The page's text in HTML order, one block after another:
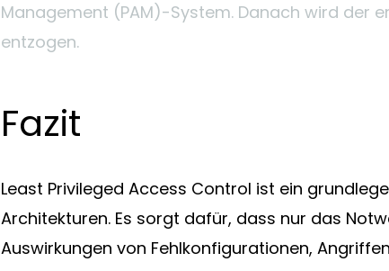
Management (PAM)-System. Danach wird der
entzogen.
Fazit
Least Privileged Access Control ist ein
Architekturen. Es sorgt dafür, dass nur das
Auswirkungen von Fehlkonfigurationen,